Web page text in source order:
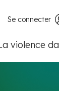
Se connecter
violence